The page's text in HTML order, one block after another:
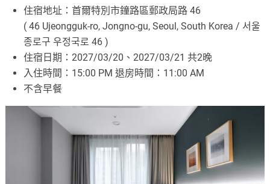
住宿地址：首爾特別市鐘路區郵政局路 46
( 46 Ujeongguk-ro, Jongno-gu, Seoul, South Korea / 서울
종로구 우정국로 46 )
住宿日期：2027/03/20、2027/03/21 共2晚
入住時間：15:00 PM 退房時間：11:00 AM
不含早餐